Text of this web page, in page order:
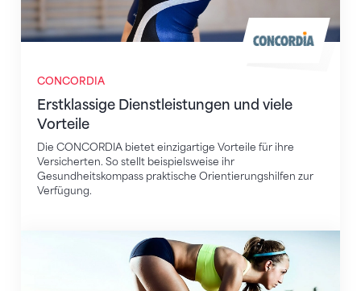
CONCORDIA
Erstklassige Dienstleistungen und viele
Vorteile
Die CONCORDIA bietet einzigartige Vorteile für ihre
Versicherten. So stellt beispielsweise ihr
Gesundheitskompass praktische Orientierungshilfen zur
Verfügung.
Bis zu 70 % sparen bei Kontaktlinsen und zusätzlich